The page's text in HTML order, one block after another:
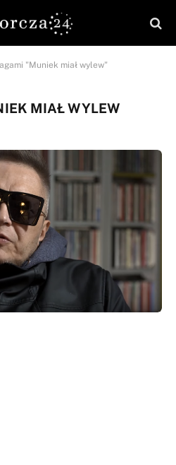
"Muniek miał wylew"
MIAŁ WYLEW